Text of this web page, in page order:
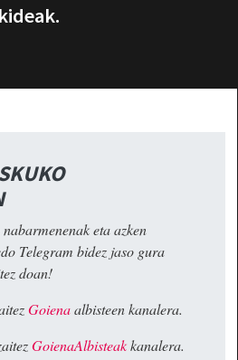
eta azken
Telegram bidez jaso gura
doan!
Goienaalbisteen kanalera.
GoienaAlbisteakkanalera.